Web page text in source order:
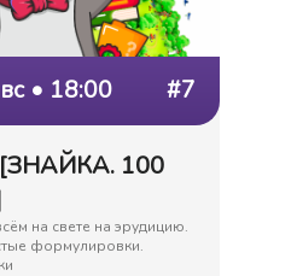
• 18:00 #7
100
на свете на эрудицию.
формулировки.